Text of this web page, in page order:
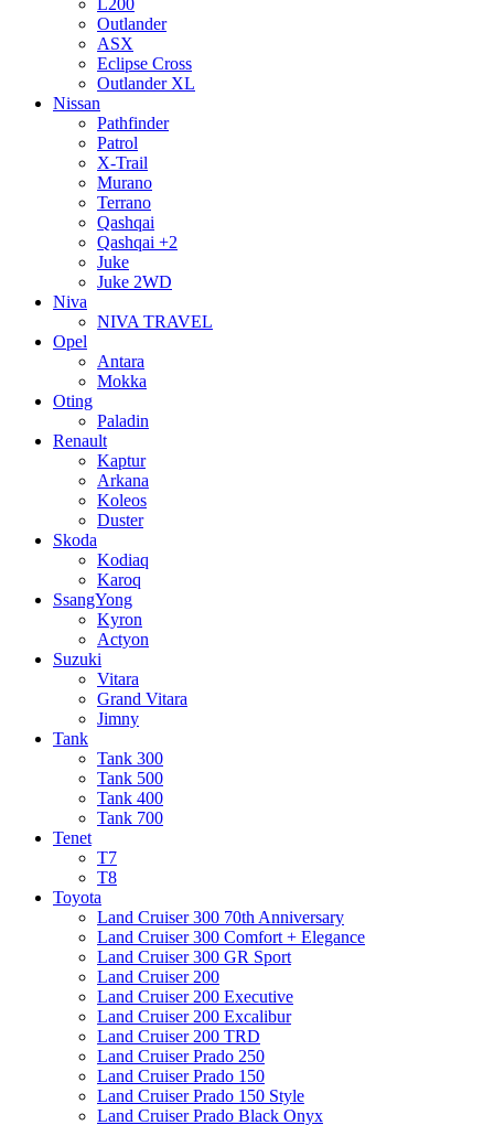
Outlander
ASX
Eclipse Cross
Outlander XL
Nissan
Pathfinder
Patrol
X-Trail
Murano
Terrano
Qashqai
Qashqai +2
Juke
Juke 2WD
Niva
NIVA TRAVEL
Opel
Antara
Mokka
Oting
Paladin
Renault
Kaptur
Arkana
Koleos
Duster
Skoda
Kodiaq
Karoq
SsangYong
Kyron
Actyon
Suzuki
Vitara
Grand Vitara
Jimny
Tank
Tank 300
Tank 500
Tank 400
Tank 700
Tenet
T7
T8
Toyota
Land Cruiser 300 70th Anniversary
Land Cruiser 300 Comfort + Elegance
Land Cruiser 300 GR Sport
Land Cruiser 200
Land Cruiser 200 Executive
Land Cruiser 200 Excalibur
Land Cruiser 200 TRD
Land Cruiser Prado 250
Land Cruiser Prado 150
Land Cruiser Prado 150 Style
Land Cruiser Prado Black Onyx